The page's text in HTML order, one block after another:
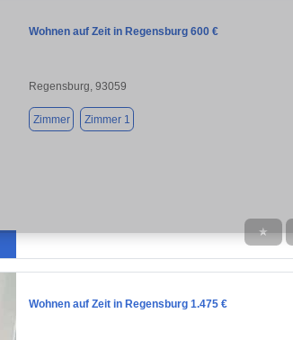
Wohnen auf Zeit in Regensburg 600 €
Regensburg, 93059
Zimmer Zimmer 1
★
Wohnen auf Zeit in Regensburg 1.475 €